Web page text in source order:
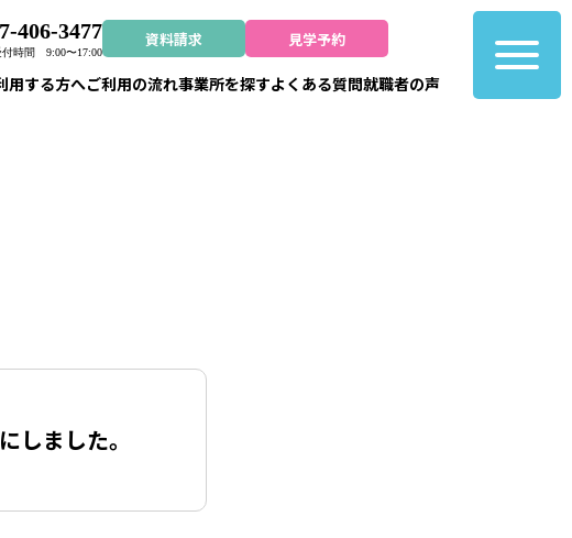
406-3477
付時間 9:00〜17:00
資料請求 見学予約
用する方へご利用の流れ事業所を探すよくある質問就職者の声
しました。